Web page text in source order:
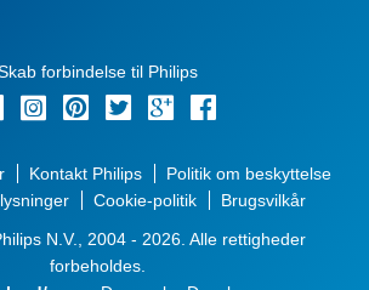
forbindelse til Philips
Kontakt Philips
Politik om beskyttelse
Cookie-politik
Brugsvilkår
N.V., 2004 - 2026. Alle rettigheder
forbeholdes.